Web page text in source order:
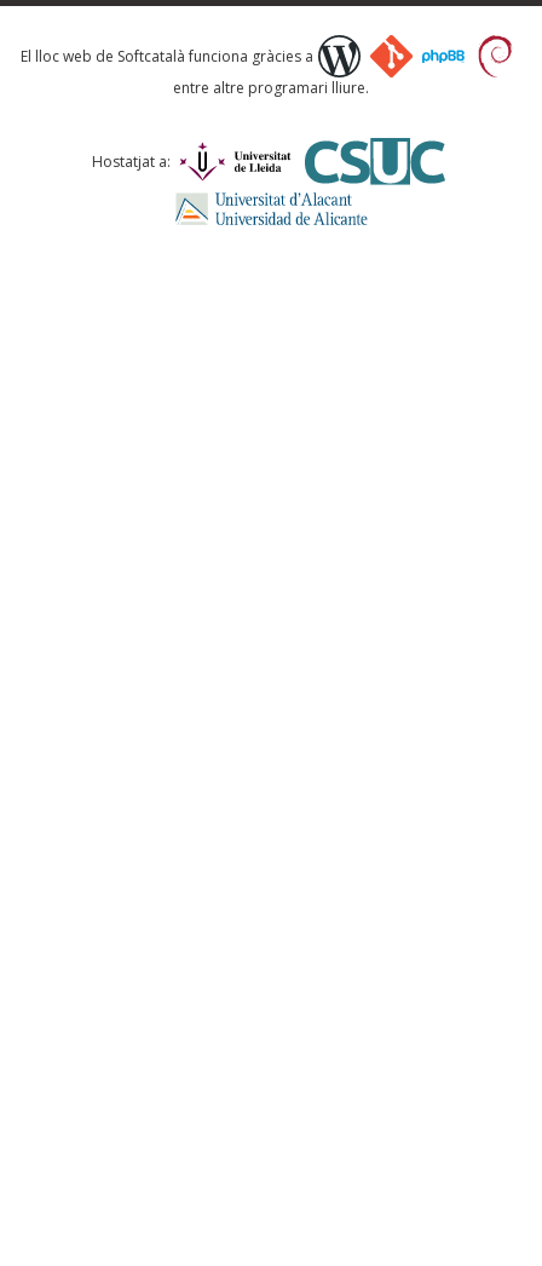
Què proposeu?
Comentari *
El lloc web de Softcatalà funciona gràcies a
entre altre programari lliure.
Hostatjat a: